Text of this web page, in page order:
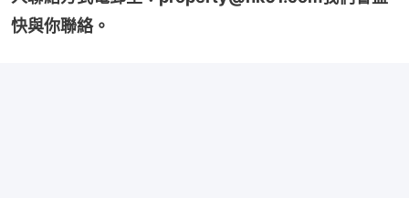
快與你聯絡。